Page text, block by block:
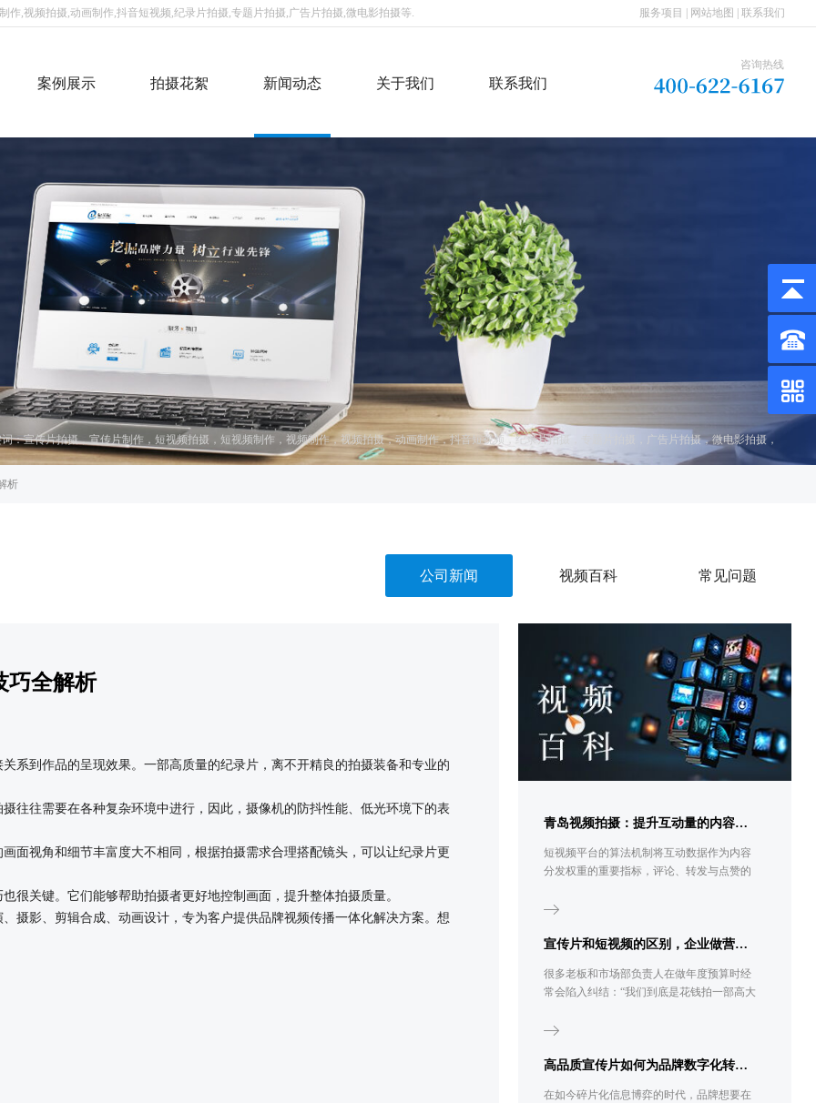
,视频拍摄,动画制作,抖音短视频,纪录片拍摄,专题片拍摄,广告片拍摄,微电影拍摄等. 服务项目 网站地图 |联系我们
案例展示 拍摄花絮 新闻动态 关于我们 联系我们
咨询热线
：宣传片拍摄，宣传片制作 ，短视频拍摄 ，短视频制作 ，视频制作，视频拍摄，动画制作，抖音短视频 ，纪录片拍摄 广告片拍摄，微电影拍摄 ，
析
公司新闻 视频百科 常见问题
巧全解析
系到作品的呈现效果。一部高质量的纪录片，离不开精良的拍摄装备和专业的
往需要在各种复杂环境中进行，因此，摄像机的防抖性能、低光环境下的表
视角和细节丰富度大不相同，根据拍摄需求合理搭配镜头，可以让纪录片更
关键。它们能够帮助拍摄者更好地控制画面，提升整体拍摄质量。
影、剪辑合成、动画设计，专为客户提供品牌视频传播一体化解决方案。想
青岛视频拍摄：提升互动量的内容策略
短视频平台的算法机制将互动数据作为内容
分发权重的重要指标，评论、转发与点赞的
频拍摄团队在内容策划阶段即需将互动设计
待。
宣传片和短视频的区别，企业做营销选哪个？
很多老板和市场部负责人在做年度预算时经
常会陷入纠结：“我们到底是花钱拍一部高大
视频?”要回答这个问题，我们首先得把基础
传片剪短一点，其实不然。
高品质宣传片如何为品牌数字化转型赋能
在如今碎片化信息博弈的时代，品牌想要在